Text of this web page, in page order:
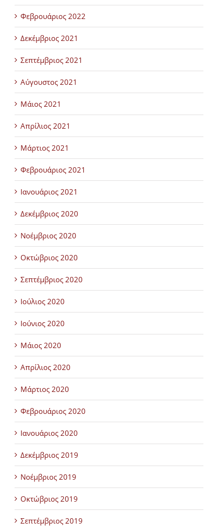
Φεβρουάριος 2022
Δεκέμβριος 2021
Σεπτέμβριος 2021
Αύγουστος 2021
Μάιος 2021
Απρίλιος 2021
Μάρτιος 2021
Φεβρουάριος 2021
Ιανουάριος 2021
Δεκέμβριος 2020
Νοέμβριος 2020
Οκτώβριος 2020
Σεπτέμβριος 2020
Ιούλιος 2020
Ιούνιος 2020
Μάιος 2020
Απρίλιος 2020
Μάρτιος 2020
Φεβρουάριος 2020
Ιανουάριος 2020
Δεκέμβριος 2019
Νοέμβριος 2019
Οκτώβριος 2019
Σεπτέμβριος 2019